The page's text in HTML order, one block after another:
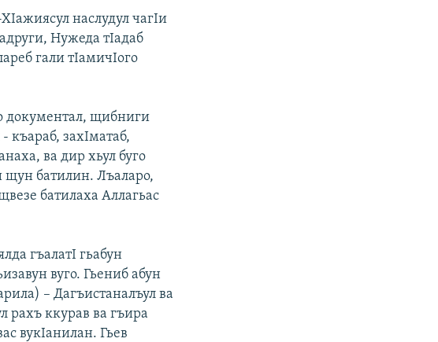
наслудул чагIи
Нужеда тIадаб
гали тIамичIого
документал, щибниги
къараб, захIматаб,
ва дир хьул буго
щун батилин. Лъаларо,
батилаха Аллагьас
гъалатI гьабун
вуго. Гьениб абун
– Дагъистаналъул ва
ккурав ва гъира
вукIанилан. Гьев